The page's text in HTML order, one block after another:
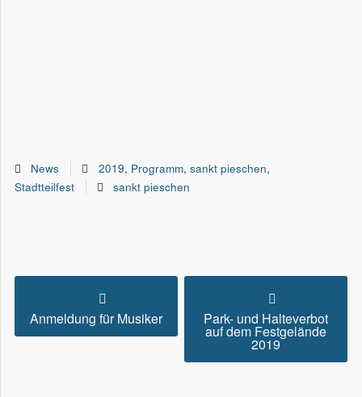
News 2019, Programm, sankt pieschen,
Stadtteilfest
sankt pieschen
Anmeldung für Musiker Park- und Halteverbot
auf dem Festgelände
2019